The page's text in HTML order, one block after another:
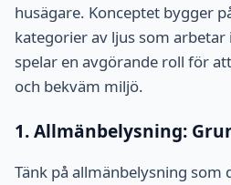
husägare. Konceptet bygger
kategorier av ljus som
spelar en avgörande roll för
och bekväm miljö.
1. Allmänbelysning:
Tänk på allmänbelysning som